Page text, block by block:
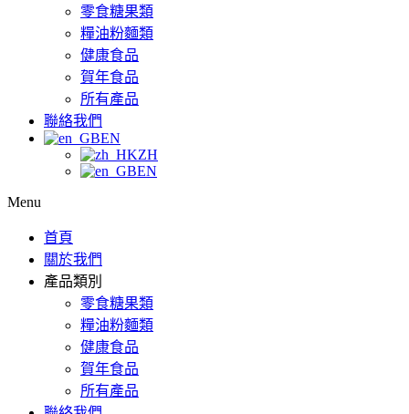
零食糖果類
糧油粉麵類
健康食品
賀年食品
所有產品
聯絡我們
EN
ZH
EN
Menu
首頁
關於我們
產品類別
零食糖果類
糧油粉麵類
健康食品
賀年食品
所有產品